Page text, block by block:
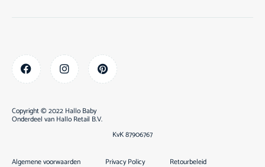
Copyright © 2022 Hallo Baby
Onderdeel van Hallo Retail B.V.
KvK 87906767
Algemene voorwaarden Privacy Policy Retourbeleid